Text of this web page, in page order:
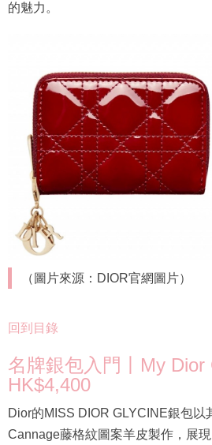
的魅力。
（圖片來源：DIOR官網圖片）
回到目錄
名牌銀包入門丨My Dior
HK$4,400
Dior的MISS DIOR GLYCINE銀包以
Cannage藤格紋圖案羊皮製作，展現